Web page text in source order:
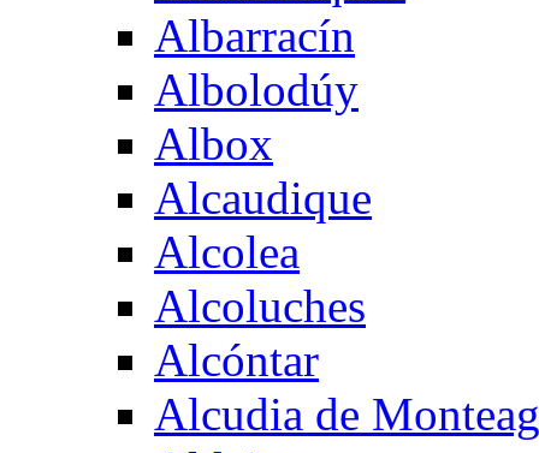
Albarracín
Albolodúy
Albox
Alcaudique
Alcolea
Alcoluches
Alcóntar
Alcudia de